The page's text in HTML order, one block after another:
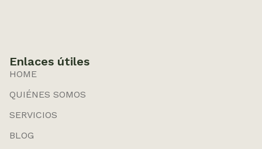
Enlaces útiles
HOME
QUIÉNES SOMOS
SERVICIOS
BLOG